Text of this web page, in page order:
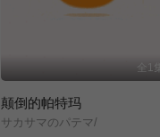
全1集
颠倒的帕特玛
サカサマのパテマ/